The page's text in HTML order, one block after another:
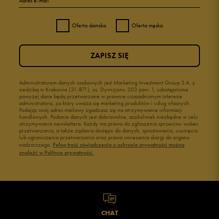
Oferta damska Oferta męska
Administratorem danych osobowych jest Marketing Investment Group S.A. z
siedzibą w Krakowie (31-871), os. Dywizjonu 303 paw. 1, udostępnione
powyżej dane będą przetwarzane w prawnie uzasadnionym interesie
administratora, za który uważa się marketing produktów i usług własnych.
Podając swój adres mailowy zgadzasz się na otrzymywanie informacji
handlowych. Podanie danych jest dobrowolne, aczkolwiek niezbędne w celu
otrzymywania newslettera. Każdy ma prawo do zgłoszenia sprzeciwu wobec
przetwarzania, a także żądania dostępu do danych, sprostowania, usunięcia
lub ograniczenia przetwarzania oraz prawo wniesienia skargi do organu
nadzorczego. Pełną treść oświadczenia o ochronie prywatności można
znaleźć w Polityce prywatności.
ZAPISZ SIĘ
CHAT